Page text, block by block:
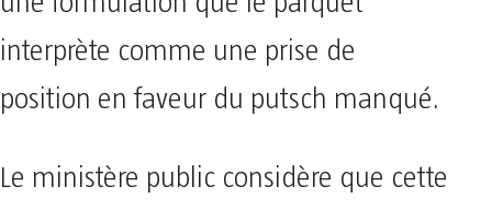
interprète comme une prise de
position en faveur du putsch manqué.
Le ministère public considère que cette